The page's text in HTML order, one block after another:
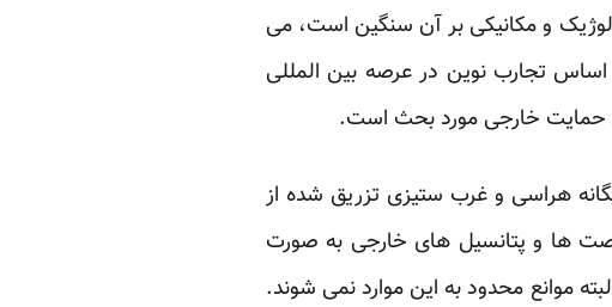
و مکانیکی بر آن سنگین است، می
اساس تجارب نوین در عرصه بین المللی
حمایت خارجی مورد بحث است.
هراسی و غرب ستیزی تزریق شده از
ها و پتانسیل های خارجی به صورت
موانع محدود به این موارد نمی شوند.